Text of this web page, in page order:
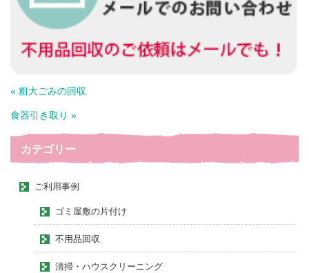
« 粗大ごみの回収
食器引き取り »
カテゴリー
ご利用事例
ゴミ屋敷の片付け
不用品回収
清掃・ハウスクリーニング